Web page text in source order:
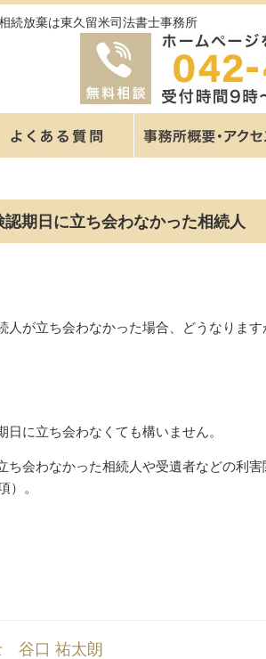
続放棄は東久留米司法書士事務所
期日に立ち会わなかった相続人
人が立ち会わなかった場合、どうなります
に立ち会わなくても構いません。
ち会わなかった相続人や受遺者などの利
）。
谷口 祐太朗